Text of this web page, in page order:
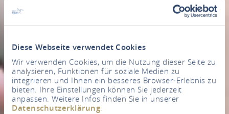
Diese Webseite verwendet Cookies
Wir verwenden Cookies, um die Nutzung dieser Seite zu
analysieren, Funktionen für soziale Medien zu
integrieren und Ihnen ein besseres Browser-Erlebnis zu
bieten. Ihre Einstellungen können Sie jederzeit
anpassen. Weitere Infos finden Sie in unserer
Datenschutzerklärung.